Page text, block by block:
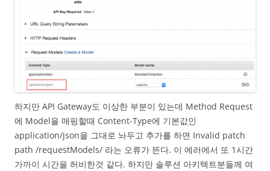
하지만 API Gateway도 이상한 부분이 있는데 Method Request
에 Model을 매핑할때 Content-Type에 기본값인
application/json을 그대로 놔두고 추가를 하면 Invalid patch
path /requestModels/ 라는 오류가 뜬다. 이 에러에서 또 1시간
가까이 시간을 허비한것 같다. 하지만 솔루션 아키텍트분들께 여